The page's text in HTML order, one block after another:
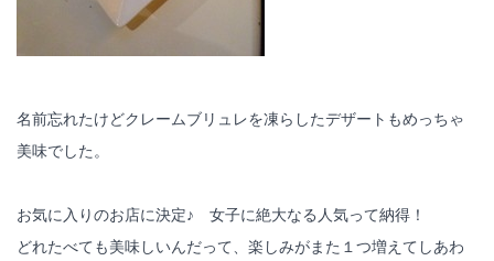
名前忘れたけどクレームブリュレを凍らしたデザートもめっちゃ
美味でした。
お気に入りのお店に決定♪ 女子に絶大なる人気って納得！
どれたべても美味しいんだって、楽しみがまた１つ増えてしあわ